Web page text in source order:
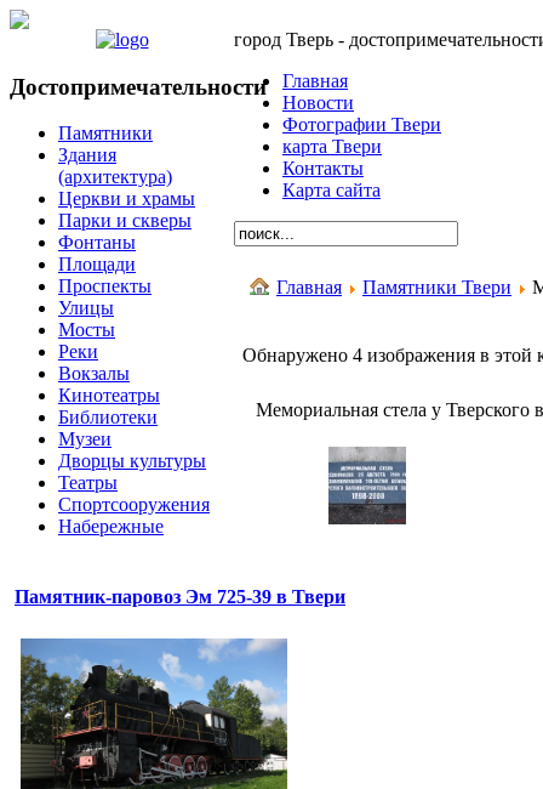
Достопримечательности
Памятники
Здания
(архитектура)
Церкви и храмы
Парки и скверы
Фонтаны
Площади
Проспекты
Улицы
Мосты
Реки
Вокзалы
Кинотеатры
Библиотеки
Музеи
Дворцы культуры
Театры
Спортсооружения
Набережные
город Тверь -
Главная
Новости
Фотографии Твери
карта Твери
Контакты
Карта сайта
Главная Памятники Твери
Обнаружено 4 изображения в этой
Мемориальная стела у Тверского
Памятник-паровоз Эм 725-39 в Твери